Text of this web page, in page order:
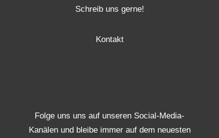
Schreib uns gerne!
Kontakt
Folge uns uns auf unseren Social-Media-
Kanälen und bleibe immer auf dem neuesten